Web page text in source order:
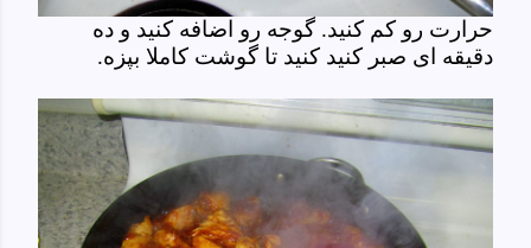
حرارت رو کم کنید. گوجه رو اضافه کنید و ده
دقیقه ای صبر کنید کنید تا گوشت کاملا بپزه.